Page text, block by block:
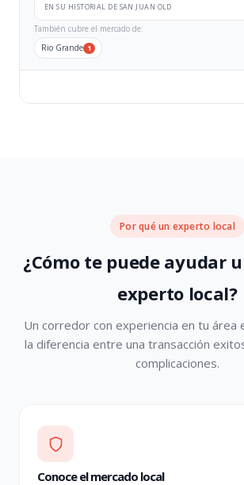
EN SU HISTORIAL DE SAN JUAN OLD
También cubre el mercado de:
Rio Grande 1
Por qué un experto local
¿Cómo te puede ayudar
experto local?
Un corredor con experiencia en tu área
la diferencia entre una transacción
complicaciones.
Conoce el mercado local